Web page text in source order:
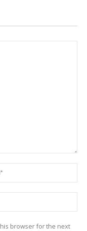
browser for the next